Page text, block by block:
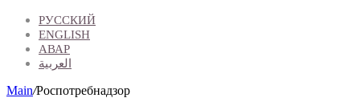
РУССКИЙ
ENGLISH
АВАР
العربية
Main/Роспотребнадзор